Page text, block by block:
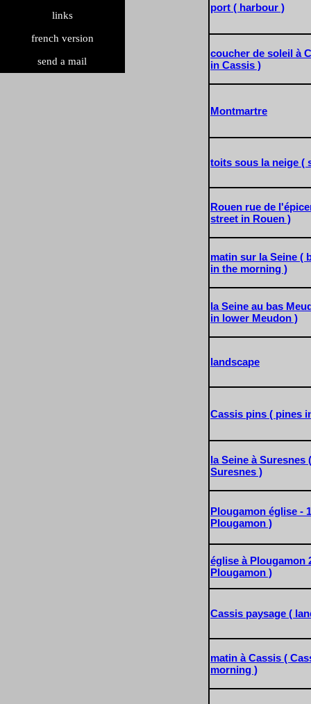
search exhibition
search painting
bibliography
links
Other publications of Pierre Girieud's
Links to other sites speaking of
french version
send a mail
port ( harbour )
coucher de soleil à
in Cassis )
Montmartre
toits sous la neige (
Rouen rue de
street in Rouen )
matin sur la Seine (
in the morning )
la Seine au bas
in lower Meudon )
landscape
Cassis pins ( pines
la Seine à Suresnes
Suresnes )
Plougamon église -
Plougamon )
église à Plougamon
Plougamon )
Cassis paysage (
matin à Cassis (
morning )